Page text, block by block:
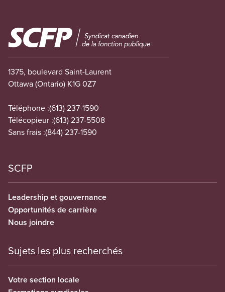
Image
1375, boulevard Saint-Laurent
Ottawa (Ontario) K1G 0Z7
Téléphone :(613) 237-1590
Télécopieur :(613) 237-5508
Sans frais :(844) 237-1590
SCFP
Leadership et gouvernance
Opportunités de carrière
Nous joindre
Sujets les plus recherchés
Votre section locale